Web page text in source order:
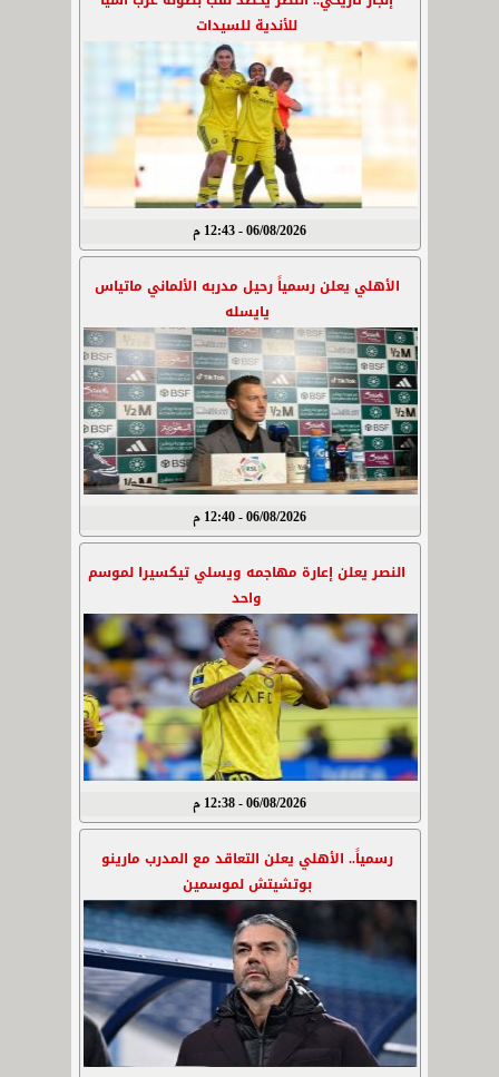
للأندية للسيدات
06/08/2026 - 12:43 م
الأهلي يعلن رسمياً رحيل مدربه الألماني ماتياس
يايسله
06/08/2026 - 12:40 م
النصر يعلن إعارة مهاجمه ويسلي تيكسيرا لموسم
واحد
06/08/2026 - 12:38 م
رسمياً.. الأهلي يعلن التعاقد مع المدرب مارينو
بوتشيتش لموسمين